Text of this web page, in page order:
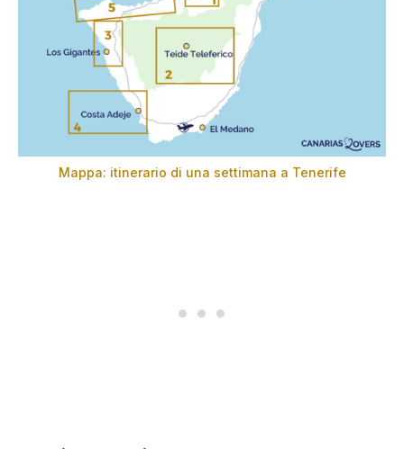
Mappa: itinerario di una settimana a Tenerife